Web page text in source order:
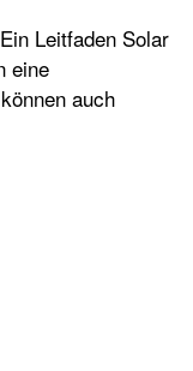
Leitfaden Solar
eine
auch